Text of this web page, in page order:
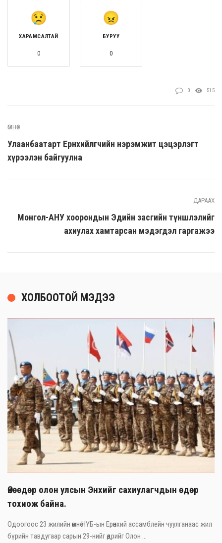
ХАРАМСАЛТАЙ
0
БУРУУ
0
0 515
ӨМНӨХ
Улаанбаатарт Ерөнхийлөгчийн нэрэмжит цэцэрлэгт
хүрээлэн байгуулна
ДАРААХ
Монгол-АНУ хоорондын Эдийн засгийн түншлэлийг
ахиулах хамтарсан мэдэгдэл гаргажээ
ХОЛБООТОЙ МЭДЭЭ
Өнөөдөр олон улсын Энхийг сахиулагчдын өдөр
тохиож байна.
Одоогоос 23 жилийн өмнө НҮБ-ын Ерөнхий ассамблейн чуулганаас жил
бүрийн тавдугаар сарын 29-нийг өдрийг Олон ...